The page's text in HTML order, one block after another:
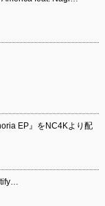
EP』をNC4Kより配